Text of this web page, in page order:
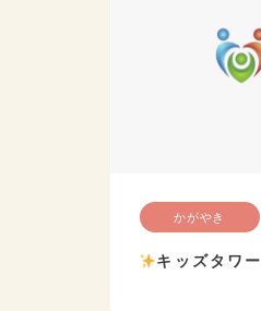
かがやき
キッズタワー